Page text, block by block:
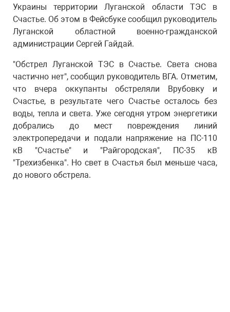
Украины территории Луганской области ТЭС в
Счастье. Об этом в Фейсбуке сообщил руководитель
Луганской областной военно-гражданской
администрации Сергей Гайдай.
"Обстрел Луганской ТЭС в Счастье. Света снова
частично нет", сообщил руководитель ВГА. Отметим,
что вчера оккупанты обстреляли Врубовку и
Счастье, в результате чего Счастье осталось без
воды, тепла и света. Уже сегодня утром энергетики
добрались до мест повреждения линий
электропередачи и подали напряжение на ПС-110
кВ "Счастье" и "Райгородская", ПС-35 кВ
"Трехизбенка". Но свет в Счастья был меньше часа,
до нового обстрела.